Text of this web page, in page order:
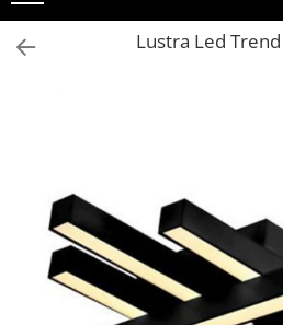
Cabluri tip Cordon (MYYM)
Cabluri tip CYY-F
Cabluri Alarmă - Incendiu
Fibră Optică
Tablouri si Sigurante
Tablouri Organizare
Lustra Led